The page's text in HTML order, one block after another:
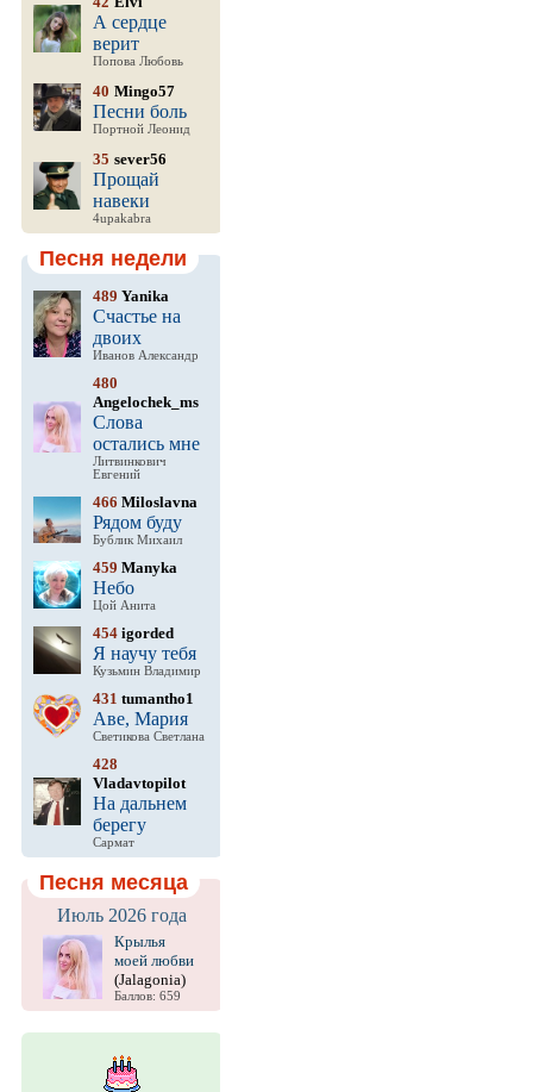
А сердце
верит
Попова Любовь
40 Mingo57
Песни боль
Портной Леонид
35 sever56
Прощай
навеки
4upakabra
Песня недели
489 Yanika
Счастье на
двоих
Иванов Александр
480
Angelochek_ms
Слова
остались мне
Литвинкович
Евгений
466 Miloslavna
Рядом буду
Бублик Михаил
459 Manyka
Небо
Цой Анита
454 igorded
Я научу тебя
Кузьмин Владимир
431 tumantho1
Аве, Мария
Светикова Светлана
428
Vladavtopilot
На дальнем
берегу
Сармат
Песня месяца
Июль 2026 года
Крылья
моей любви
(Jalagonia)
Баллов: 659